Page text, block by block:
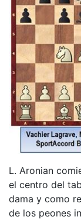
L. Aronian
el centro del
dama y como
de los peones